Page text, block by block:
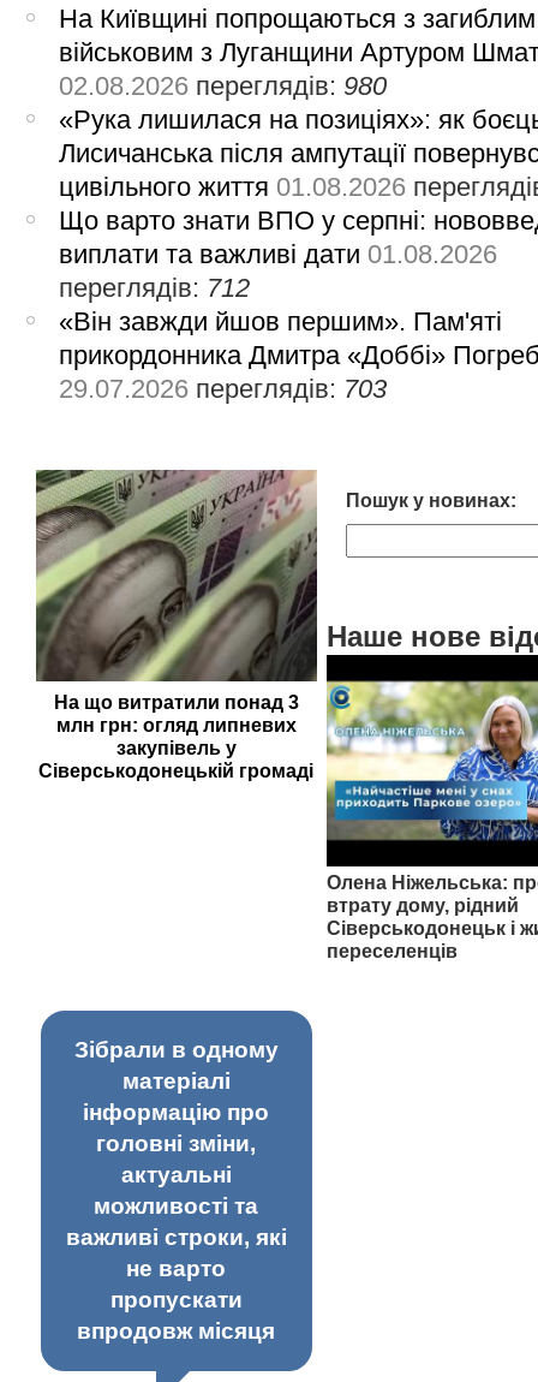
На Київщині попрощаються з загиблим
військовим з Луганщини Артуром
02.08.2026 переглядів: 980
«Рука лишилася на позиціях»: як
Лисичанська після ампутації
цивільного життя 01.08.2026
Що варто знати ВПО у серпні:
виплати та важливі дати 01.08.2026
переглядів: 712
«Він завжди йшов першим». Пам'яті
прикордонника Дмитра «Доббі»
29.07.2026 переглядів: 703
На що витратили понад 3
млн грн: огляд липневих
закупівель у
Сіверськодонецькій громаді
Пошук у новинах:
Наше нове
Олена Ніжельська:
втрату дому, рідний
Сіверськодонецьк і
переселенців
Зібрали в одному
матеріалі
інформацію про
головні зміни,
актуальні
можливості та
важливі строки, які
не варто
пропускати
впродовж місяця